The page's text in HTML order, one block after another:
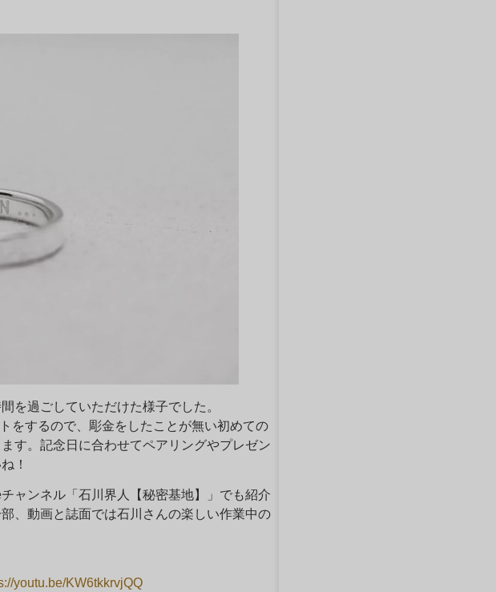
を過ごしていただけた様子でした。
をするので、彫金をしたことが無い初めての
す。記念日に合わせてペアリングやプレゼン
！
ャンネル「石川界人【秘密基地】」でも紹介
、動画と誌面では石川さんの楽しい作業中の
youtu.be/KW6tkkrvjQQ